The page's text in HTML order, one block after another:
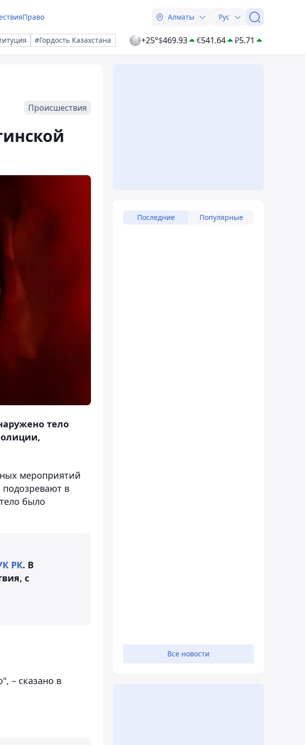
Право Алматы Рус
#Гордость Казахстана +25°$469.93 €541.64 ₽5.71
Происшествия
тело
мероприятий
подозревают в
было
РК. В
с
– сказано в
Последние Популярные
Все новости